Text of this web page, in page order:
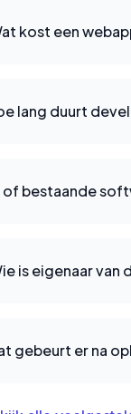
kost een
lang duurt
bestaande
is eigenaar van
gebeurt er na